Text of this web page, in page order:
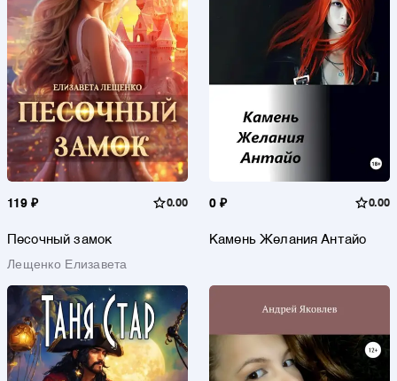
119 ₽ 0.00
Песочный замок
Лещенко Елизавета
0 ₽ 0.00
Камень Желания Антайо